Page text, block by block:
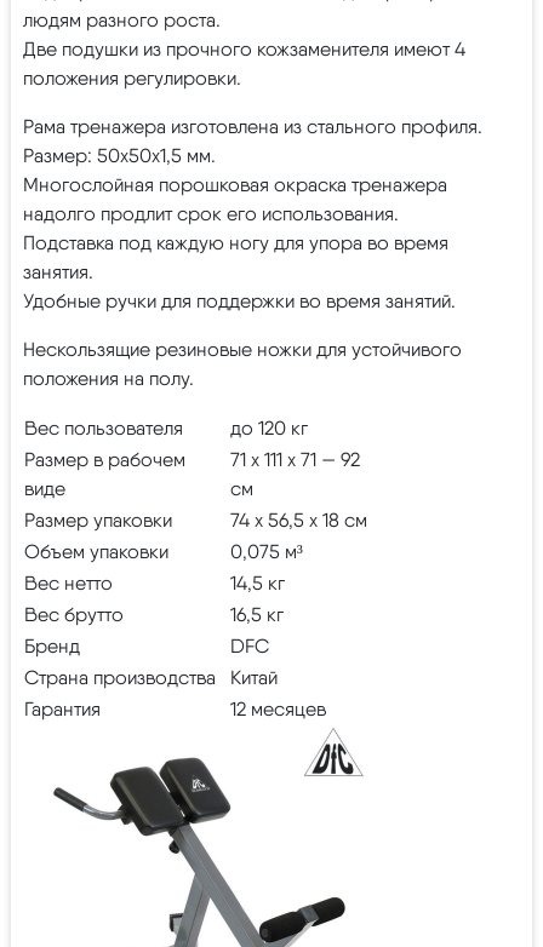
людям разного роста.
Две подушки из прочного кожзаменителя имеют 4
положения регулировки.
Рама тренажера изготовлена из стального профиля.
Размер: 50х50х1,5 мм.
Многослойная порошковая окраска тренажера
надолго продлит срок его использования.
Подставка под каждую ногу для упора во время
занятия.
Удобные ручки для поддержки во время занятий.
Нескользящие резиновые ножки для устойчивого
положения на полу.
Вес пользователя
до 120 кг
Размер в рабочем
виде
71 х 111 х 71 — 92
см
Размер упаковки
74 х 56,5 х 18 см
Объем упаковки
0,075 м³
Вес нетто
14,5 кг
Вес брутто
16,5 кг
Бренд
DFC
Страна производства
Китай
Гарантия
12 месяцев